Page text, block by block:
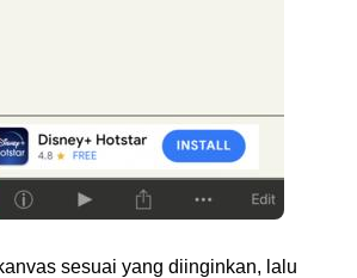
sesuai yang diinginkan, lalu